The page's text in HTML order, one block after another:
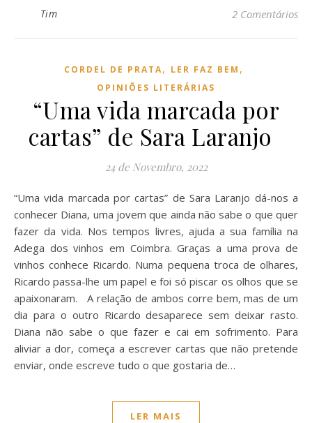
Tim 2 Comentários
CORDEL DE PRATA, LER FAZ BEM ,
OPINIÕES LITERÁRIAS
“Uma vida marcada por
cartas” de Sara Laranjo
24 de Novembro, 2022
“Uma vida marcada por cartas” de Sara Laranjo dá-nos a
conhecer Diana, uma jovem que ainda não sabe o que quer
fazer da vida. Nos tempos livres, ajuda a sua família na
Adega dos vinhos em Coimbra. Graças a uma prova de
vinhos conhece Ricardo. Numa pequena troca de olhares,
Ricardo passa-lhe um papel e foi só piscar os olhos que se
apaixonaram. A relação de ambos corre bem, mas de um
dia para o outro Ricardo desaparece sem deixar rasto.
Diana não sabe o que fazer e cai em sofrimento. Para
aliviar a dor, começa a escrever cartas que não pretende
enviar, onde escreve tudo o que gostaria de…
LER MAIS